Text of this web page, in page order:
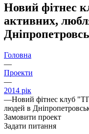
Новий фітнес
активних,
Головна
—
Проекти
—
2014 рік
—Новий фітнес клуб
людей в
Замовити проект
Задати питання